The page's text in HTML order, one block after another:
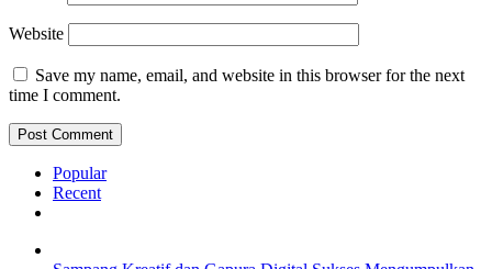
Website
Save my name, email, and website in this browser for the next
time I comment.
Popular
Recent